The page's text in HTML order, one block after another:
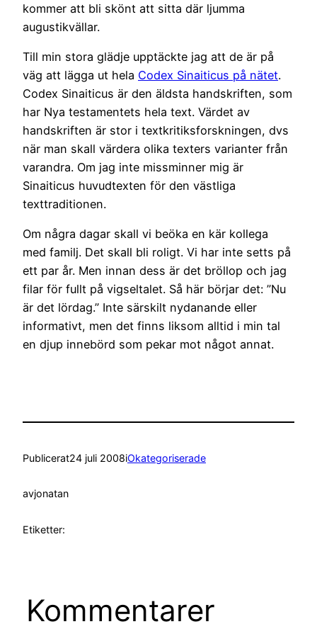
kommer att bli skönt att sitta där ljumma
augustikvällar.
Till min stora glädje upptäckte jag att de är på
väg att lägga ut hela Codex Sinaiticus på nätet.
Codex Sinaiticus är den äldsta handskriften, som
har Nya testamentets hela text. Värdet av
handskriften är stor i textkritiksforskningen, dvs
när man skall värdera olika texters varianter från
varandra. Om jag inte missminner mig är
Sinaiticus huvudtexten för den västliga
texttraditionen.
Om några dagar skall vi beöka en kär kollega
med familj. Det skall bli roligt. Vi har inte setts på
ett par år. Men innan dess är det bröllop och jag
filar för fullt på vigseltalet. Så här börjar det: ”Nu
är det lördag.” Inte särskilt nydanande eller
informativt, men det finns liksom alltid i min tal
en djup innebörd som pekar mot något annat.
Publicerat24 juli 2008iOkategoriserade
avjonatan
Etiketter:
Kommentarer